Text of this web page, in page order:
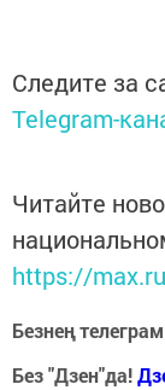
Следите за
Telegram-
Читайте
https://
Безнең
Без "Дзен"да!Д